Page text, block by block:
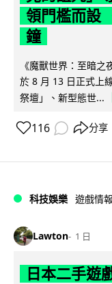
領門檻而設
鐘
《魔獸世界：至暗
於 8 月 13 日正式上
祭壇」、新型態世...
116 分享
科技娛樂 遊戲情報
Lawton 1 日
日本二手遊